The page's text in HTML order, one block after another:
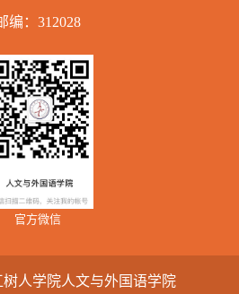
编：312028
官方微信
人学院人文与外国语学院